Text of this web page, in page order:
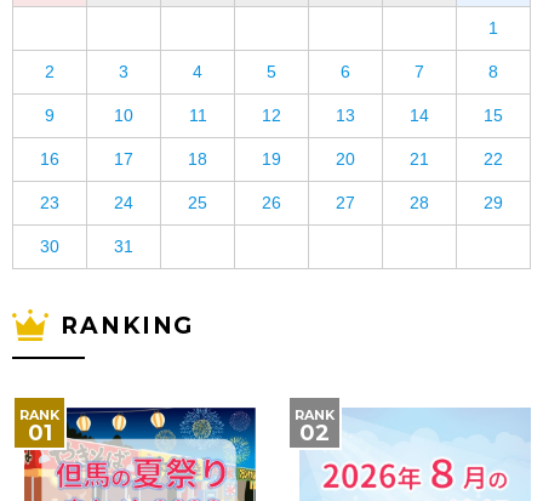
1
2 3 4 5 6 7 8
9 10 11 12 13 14 15
16 17 18 19 20 21 22
23 24 25 26 27 28 29
30 31
RANKING